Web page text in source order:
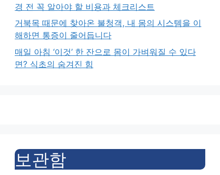
경 전 꼭 알아야 할 비용과 체크리스트
거북목 때문에 찾아온 불청객, 내 몸의 시스템을 이
해하면 통증이 줄어듭니다
매일 아침 ‘이것’ 한 잔으로 몸이 가벼워질 수 있다
면? 식초의 숨겨진 힘
보관함